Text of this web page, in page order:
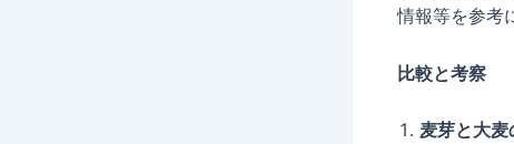
情報等を参考
比較と考察
麦芽と大麦